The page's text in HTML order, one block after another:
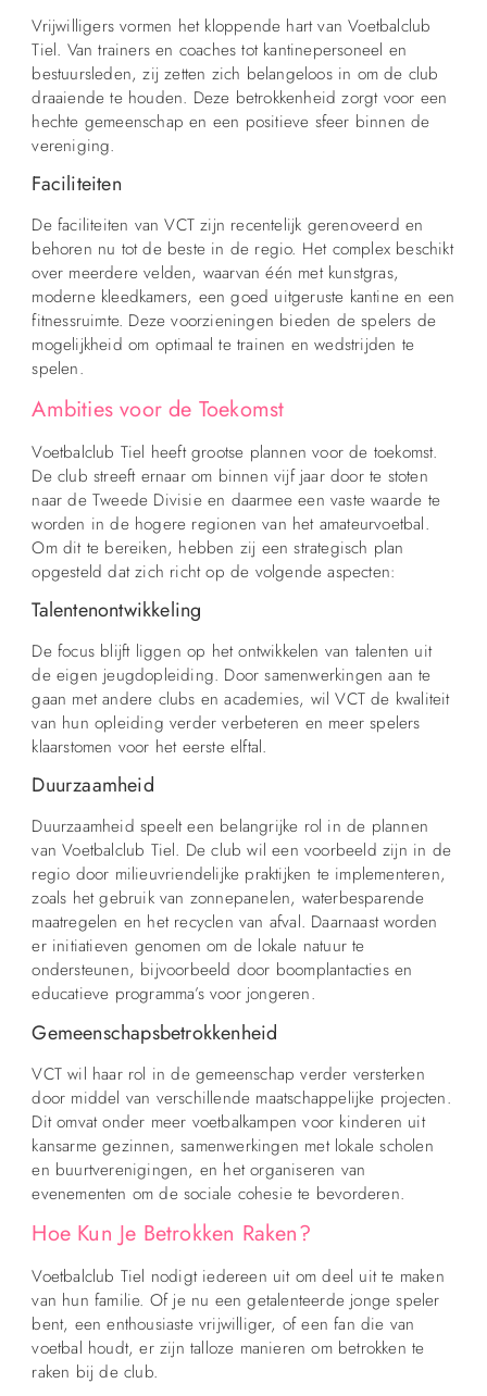
Vrijwilligers vormen het kloppende hart van Voetbalclub
Tiel. Van trainers en coaches tot kantinepersoneel en
bestuursleden, zij zetten zich belangeloos in om de club
draaiende te houden. Deze betrokkenheid zorgt voor een
hechte gemeenschap en een positieve sfeer binnen de
vereniging.
Faciliteiten
De faciliteiten van VCT zijn recentelijk gerenoveerd en
behoren nu tot de beste in de regio. Het complex beschikt
over meerdere velden, waarvan één met kunstgras,
moderne kleedkamers, een goed uitgeruste kantine en een
fitnessruimte. Deze voorzieningen bieden de spelers de
mogelijkheid om optimaal te trainen en wedstrijden te
spelen.
Ambities voor de Toekomst
Voetbalclub Tiel heeft grootse plannen voor de toekomst.
De club streeft ernaar om binnen vijf jaar door te stoten
naar de Tweede Divisie en daarmee een vaste waarde te
worden in de hogere regionen van het amateurvoetbal.
Om dit te bereiken, hebben zij een strategisch plan
opgesteld dat zich richt op de volgende aspecten:
Talentenontwikkeling
De focus blijft liggen op het ontwikkelen van talenten uit
de eigen jeugdopleiding. Door samenwerkingen aan te
gaan met andere clubs en academies, wil VCT de kwaliteit
van hun opleiding verder verbeteren en meer spelers
klaarstomen voor het eerste elftal.
Duurzaamheid
Duurzaamheid speelt een belangrijke rol in de plannen
van Voetbalclub Tiel. De club wil een voorbeeld zijn in de
regio door milieuvriendelijke praktijken te implementeren,
zoals het gebruik van zonnepanelen, waterbesparende
maatregelen en het recyclen van afval. Daarnaast worden
er initiatieven genomen om de lokale natuur te
ondersteunen, bijvoorbeeld door boomplantacties en
educatieve programma’s voor jongeren.
Gemeenschapsbetrokkenheid
VCT wil haar rol in de gemeenschap verder versterken
door middel van verschillende maatschappelijke projecten.
Dit omvat onder meer voetbalkampen voor kinderen uit
kansarme gezinnen, samenwerkingen met lokale scholen
en buurtverenigingen, en het organiseren van
evenementen om de sociale cohesie te bevorderen.
Hoe Kun Je Betrokken Raken?
Voetbalclub Tiel nodigt iedereen uit om deel uit te maken
van hun familie. Of je nu een getalenteerde jonge speler
bent, een enthousiaste vrijwilliger, of een fan die van
voetbal houdt, er zijn talloze manieren om betrokken te
raken bij de club.